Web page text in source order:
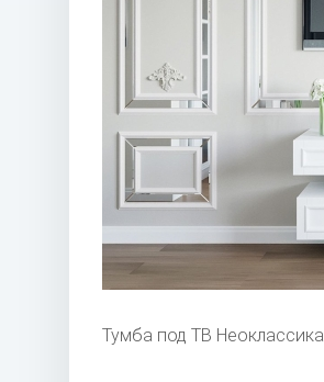
Тумба под ТВ Неоклассика